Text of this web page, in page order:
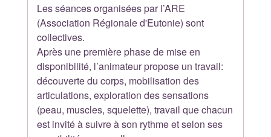
Les séances organisées par l’ARE
(Association Régionale d'Eutonie) sont
collectives.
Après une première phase de mise en
disponibilité, l’animateur propose un travail:
découverte du corps, mobilisation des
articulations, exploration des sensations
(peau, muscles, squelette), travail que chacun
est invité à suivre à son rythme et selon ses